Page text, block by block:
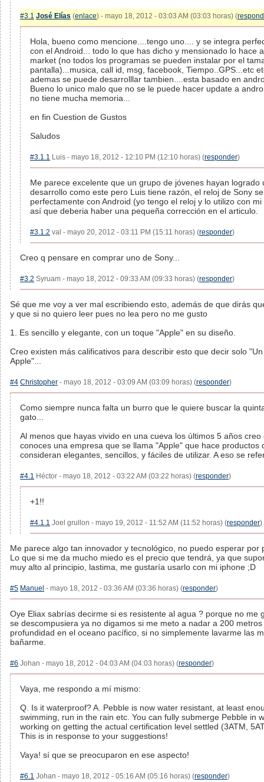
#3.1 José Elías (enlace) - mayo 18, 2012 - 03:03 AM (03:03 horas) (
Hola, bueno como mencione....tengo uno.... y se integra
con el Android... todo lo que has dicho y mensionado lo hace
market (no todos los programas se pueden instalar por el
pantalla)...musica, call id, msg, facebook, Tiempo..GPS...etc
ademas se puede desarrolllar tambien....esta basado en
Bueno lo unico malo que no se le puede hacer update a
no tiene mucha memoria...
en fin Cuestion de Gustos
Saludos
#3.1.1 Luis - mayo 18, 2012 - 12:10 PM (12:10 horas) (responder)
Me parece excelente que un grupo de jóvenes hayan logrado
desarrollo como este pero Luis tiene razón, el reloj de Sony
perfectamente con Android (yo tengo el reloj y lo utilizo con mi
así que deberia haber una pequeña corrección en el articulo.
#3.1.2 val - mayo 20, 2012 - 03:11 PM (15:11 horas) (responder)
Creo q pensare en comprar uno de Sony...
#3.2 Syruam - mayo 18, 2012 - 09:33 AM (09:33 horas) (responder)
Sé que me voy a ver mal escribiendo esto, además de que dirás
y que si no quiero leer pues no lea pero no me gusto
1. Es sencillo y elegante, con un toque "Apple" en su diseño.
Creo existen más calificativos para describir esto que decir solo
Apple"...
#4 Christopher - mayo 18, 2012 - 03:09 AM (03:09 horas) (responder)
Como siempre nunca falta un burro que le quiere buscar la
gato...
Al menos que hayas vivido en una cueva los últimos 5 años creo
conoces una empresa que se llama "Apple" que hace productos
consideran elegantes, sencillos, y fáciles de utilizar. A eso se
#4.1 Héctor - mayo 18, 2012 - 03:22 AM (03:22 horas) (responder)
+1!!
#4.1.1 Joel grullon - mayo 19, 2012 - 11:52 AM (11:52 horas) (responder)
Me parece algo tan innovador y tecnológico, no puedo esperar por
Lo que si me da mucho miedo es el precio que tendrá, ya que
muy alto al principio, lastima, me gustaría usarlo con mi iphone ;D
#5 Manuel - mayo 18, 2012 - 03:36 AM (03:36 horas) (responder)
Oye Eliax sabrías decirme si es resistente al agua ? porque no me
se descompusiera ya no digamos si me meto a nadar a 200 metros
profundidad en el oceano pacífico, si no simplemente lavarme las
bañarme.
#6 Johan - mayo 18, 2012 - 04:03 AM (04:03 horas) (responder)
Vaya, me respondo a mí mismo:
Q. Is it waterproof? A. Pebble is now water resistant, at least
swimming, run in the rain etc. You can fully submerge Pebble in
working on getting the actual certification level settled (3ATM,
This is in response to your suggestions!
Vaya! sí que se preocuparon en ese aspecto!
#6.1 Johan - mayo 18, 2012 - 05:16 AM (05:16 horas) (responder)